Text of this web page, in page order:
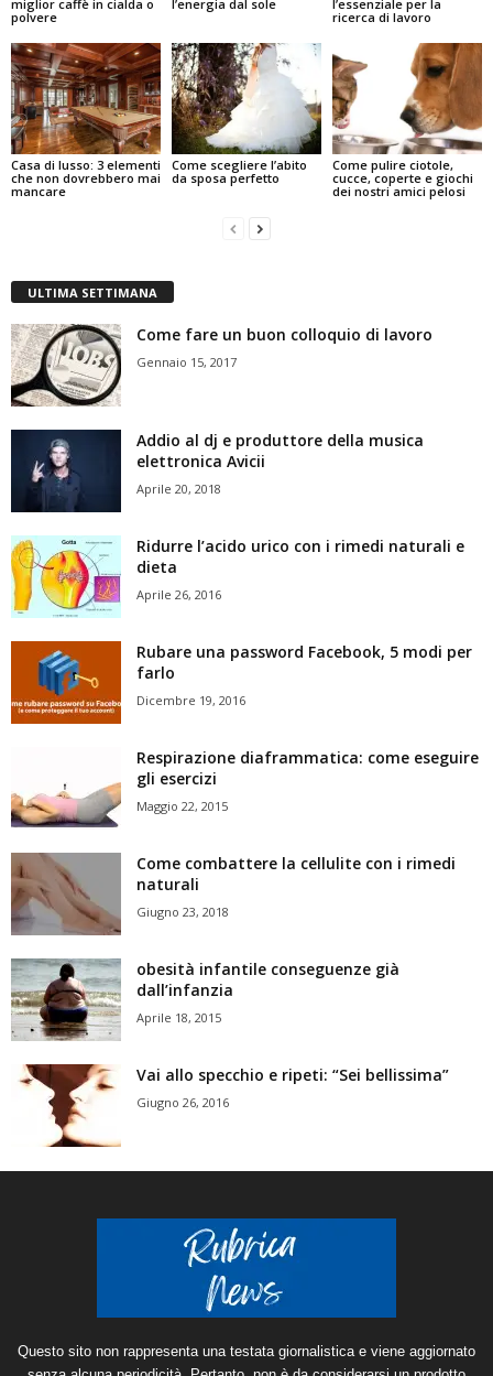
miglior caffè in cialda o
polvere
l’energia dal sole
l’essenziale per la
ricerca di lavoro
Casa di lusso: 3 elementi
che non dovrebbero mai
mancare
Come scegliere l’abito
da sposa perfetto
Come pulire ciotole,
cucce, coperte e giochi
dei nostri amici pelosi
ULTIMA SETTIMANA
Come fare un buon colloquio di lavoro
Gennaio 15, 2017
Addio al dj e produttore della musica
elettronica Avicii
Aprile 20, 2018
Ridurre l’acido urico con i rimedi naturali e
dieta
Aprile 26, 2016
Rubare una password Facebook, 5 modi per
farlo
Dicembre 19, 2016
Respirazione diaframmatica: come eseguire
gli esercizi
Maggio 22, 2015
Come combattere la cellulite con i rimedi
naturali
Giugno 23, 2018
obesità infantile conseguenze già
dall’infanzia
Aprile 18, 2015
Vai allo specchio e ripeti: “Sei bellissima”
Giugno 26, 2016
Questo sito non rappresenta una testata giornalistica e viene aggiornato